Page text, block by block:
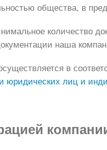
общества, в
количество
наша
в
юридических лиц и